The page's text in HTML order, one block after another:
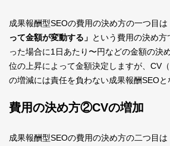
成果報酬型SEOの費用の決め方の一つ目は
って金額が変動する」 という費用の決め
った場合に1日あたり〜円などの金額の決
位の上昇によって金額決定しますが、CV
の増減には責任を負わない成果報酬SEOと
費用の決め方②CVの増加
成果報酬型SEOの費用の決め方の二つ目は